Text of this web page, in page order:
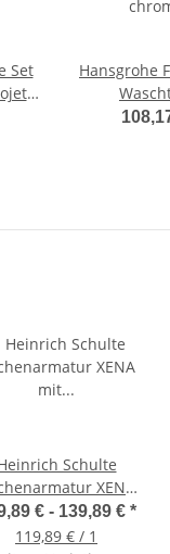
Set
Hansgrohe
Schulte
XENA
Schwenkauslauf
68802, chrom
€ - 139,89 € *
119,89 € / 1